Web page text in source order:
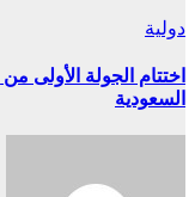
دولية
اختتام الجولة الأولى
السعودية